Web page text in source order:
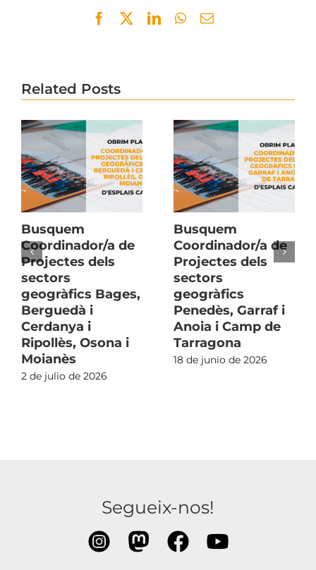
Facebook
TwitterLinkedInWhatsApp
Email
Related Posts
Busquem
Coordinador/a de
Projectes dels
sectors
geogràfics Bages,
Berguedà i
Cerdanya i
Ripollès, Osona i
Moianès
2 de julio de 2026
Busquem
Coordinador/a de
Projectes dels
sectors
geogràfics
Penedès, Garraf i
Anoia i Camp de
Tarragona
18 de junio de 2026
Segueix-nos!